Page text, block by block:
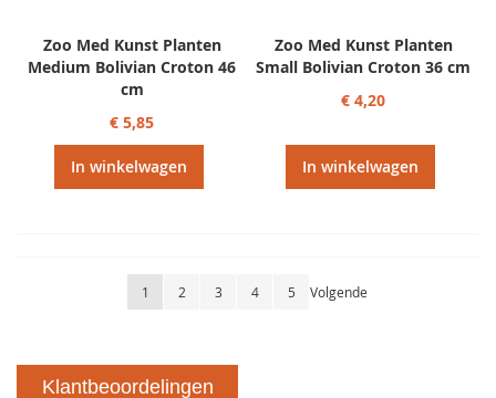
Zoo Med Kunst Planten
Medium Bolivian Croton 46
cm
€ 5,85
In winkelwagen
Zoo Med Kunst Planten
Small Bolivian Croton 36 cm
€ 4,20
In winkelwagen
Pagina
U lees momenteel pagina
1 Pagina
2 Pagina
3 Pagina
4 Pagina
5 Pagina
Volgende